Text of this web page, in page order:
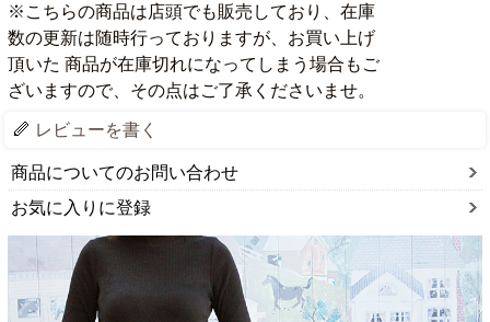
※こちらの商品は店頭でも販売しており、在庫
数の更新は随時行っておりますが、お買い上げ
頂いた 商品が在庫切れになってしまう場合もご
ざいますので、その点はご了承くださいませ。
レビューを書く
商品についてのお問い合わせ
お気に入りに登録